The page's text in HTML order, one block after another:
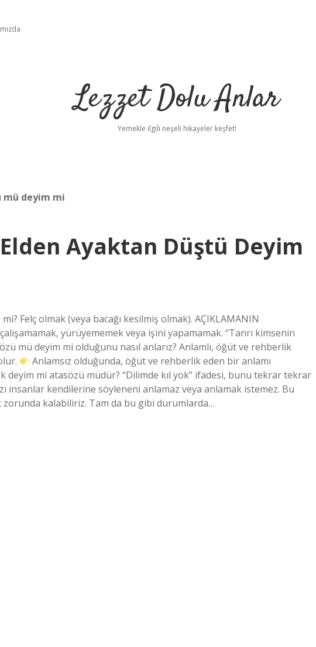
Lezzet Dolu Anlar
Yemekle ilgili neşeli hikayeler keşfet!
mü deyim mi
Ayaktan Düştü Deyim
Felç olmak (veya bacağı kesilmiş olmak). AÇIKLAMANIN
yürüyememek veya işini yapamamak. “Tanrı kimsenin
mü deyim mi olduğunu nasıl anlarız? Anlamlı, öğüt ve rehberlik
Anlamsız olduğunda, öğüt ve rehberlik eden bir anlamı
deyim mi atasözü müdür? “Dilimde kıl yok” ifadesi, bunu tekrar tekrar
insanlar kendilerine söyleneni anlamaz veya anlamak istemez. Bu
kalabiliriz. Tam da bu gibi durumlarda…